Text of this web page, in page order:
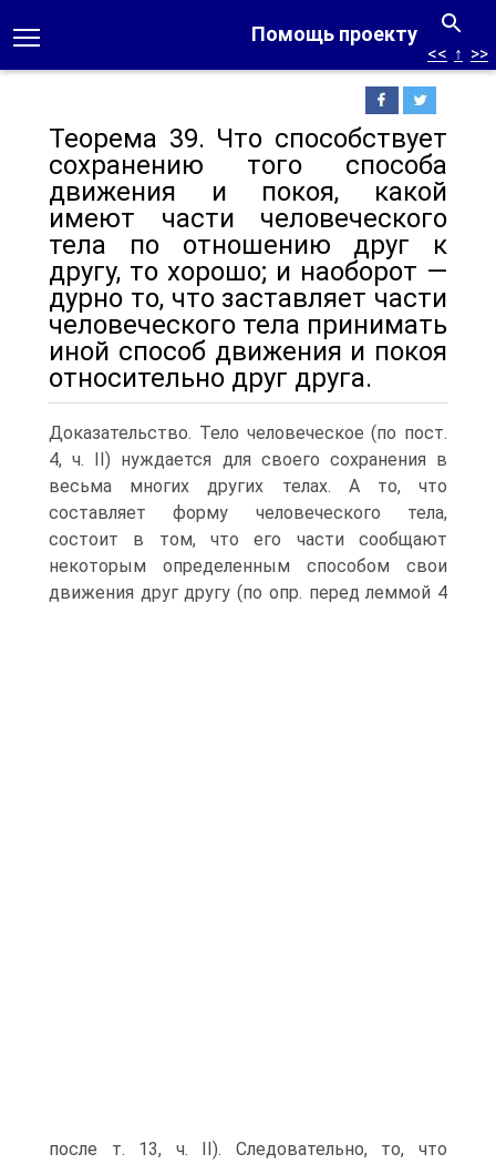
Помощь проекту
<< ↑ >>
Теорема 39. Что способствует
сохранению того способа
движения и покоя, какой
имеют части человеческого
тела по отношению друг к
другу, то хорошо; и наоборот —
дурно то, что заставляет части
человеческого тела принимать
иной способ движения и покоя
относительно друг друга.
Доказательство. Тело человеческое (по пост.
4, ч. II) нуждается для своего сохранения в
весьма многих других телах. А то, что
составляет форму человеческого тела,
состоит в том, что его части сообщают
некоторым определенным способом свои
движения друг другу (по опр. перед леммой 4
после т. 13, ч. II). Следовательно, то, что